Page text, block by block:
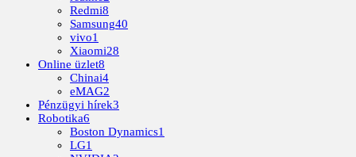
Redmi8
Samsung40
vivo1
Xiaomi28
Online üzlet8
Chinai4
eMAG2
Pénzügyi hírek3
Robotika6
Boston Dynamics1
LG1